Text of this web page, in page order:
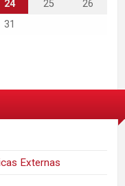
24 25
26
31
Externas